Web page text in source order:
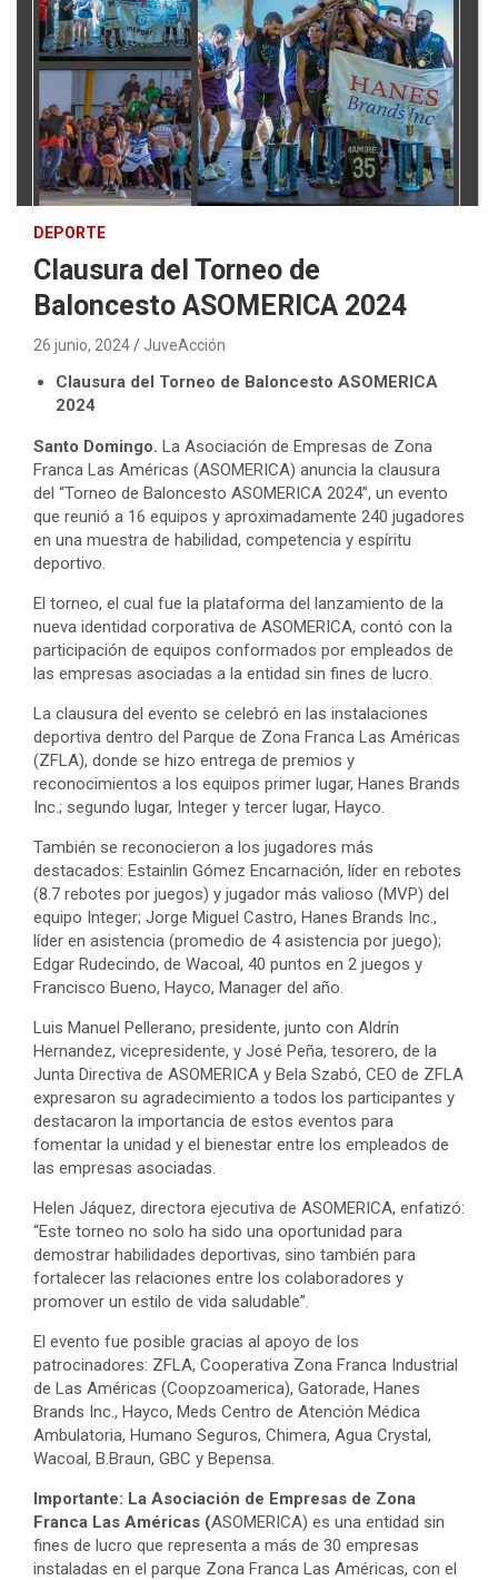
DEPORTE
Clausura del Torneo de
Baloncesto ASOMERICA 2024
26 junio, 2024 JuveAcción
Clausura del Torneo de Baloncesto ASOMERICA
2024
Santo Domingo. La Asociación de Empresas de Zona
Franca Las Américas (ASOMERICA) anuncia la clausura
del “Torneo de Baloncesto ASOMERICA 2024”, un evento
que reunió a 16 equipos y aproximadamente 240 jugadores
en una muestra de habilidad, competencia y espíritu
deportivo.
El torneo, el cual fue la plataforma del lanzamiento de la
nueva identidad corporativa de ASOMERICA, contó con la
participación de equipos conformados por empleados de
las empresas asociadas a la entidad sin fines de lucro.
La clausura del evento se celebró en las instalaciones
deportiva dentro del Parque de Zona Franca Las Américas
(ZFLA), donde se hizo entrega de premios y
reconocimientos a los equipos primer lugar, Hanes Brands
Inc.; segundo lugar, Integer y tercer lugar, Hayco.
También se reconocieron a los jugadores más
destacados: Estainlin Gómez Encarnación, líder en rebotes
(8.7 rebotes por juegos) y jugador más valioso (MVP) del
equipo Integer; Jorge Miguel Castro, Hanes Brands Inc.,
líder en asistencia (promedio de 4 asistencia por juego);
Edgar Rudecindo, de Wacoal, 40 puntos en 2 juegos y
Francisco Bueno, Hayco, Manager del año.
Luis Manuel Pellerano, presidente, junto con Aldrín
Hernandez, vicepresidente, y José Peña, tesorero, de la
Junta Directiva de ASOMERICA y Bela Szabó, CEO de ZFLA
expresaron su agradecimiento a todos los participantes y
destacaron la importancia de estos eventos para
fomentar la unidad y el bienestar entre los empleados de
las empresas asociadas.
Helen Jáquez, directora ejecutiva de ASOMERICA, enfatizó:
“Este torneo no solo ha sido una oportunidad para
demostrar habilidades deportivas, sino también para
fortalecer las relaciones entre los colaboradores y
promover un estilo de vida saludable”.
El evento fue posible gracias al apoyo de los
patrocinadores: ZFLA, Cooperativa Zona Franca Industrial
de Las Américas (Coopzoamerica), Gatorade, Hanes
Brands Inc., Hayco, Meds Centro de Atención Médica
Ambulatoria, Humano Seguros, Chimera, Agua Crystal,
Wacoal, B.Braun, GBC y Bepensa.
Importante: La Asociación de Empresas de Zona
Franca Las Américas (ASOMERICA) es una entidad sin
fines de lucro que representa a más de 30 empresas
instaladas en el parque Zona Franca Las Américas, con el